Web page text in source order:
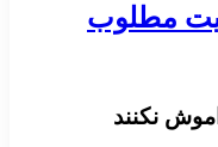
مطلوب
نکنند